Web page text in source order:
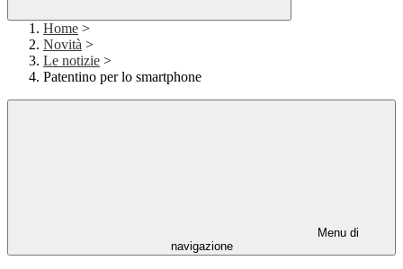
Home >
Novità >
Le notizie >
Patentino per lo smartphone
Menu di
navigazione